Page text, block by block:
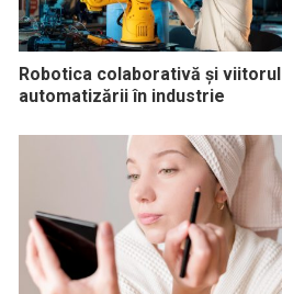
Robotica colaborativă și viitorul
automatizării în industrie